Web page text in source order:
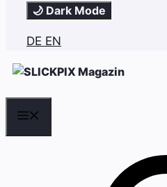
🌙 Dark Mode
DE EN